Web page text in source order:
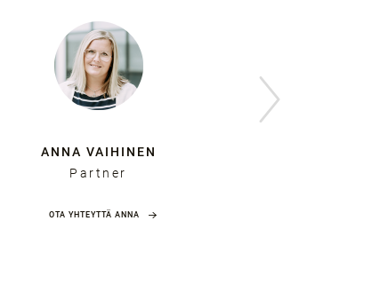
ANNA VAIHINEN
Partner
OTA YHTEYTTÄ ANNA